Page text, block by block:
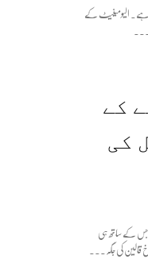
الیومینیٹ کے
کے
کی
جس کے ساتھ ہی
قالین کی جگہ...